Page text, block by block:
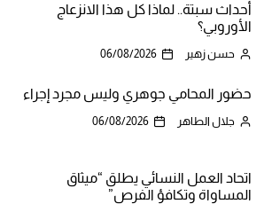
أحداث سبتة.. لماذا كل هذا الانزعاج
الأوروبي؟
حسن زهير 06/08/2026
حضور المحامي جوهري وليس مجرد إجراء
جلال الطاهر 06/08/2026
اتحاد العمل النسائي يطلق “ميثاق
المساواة وتكافؤ الفرص”